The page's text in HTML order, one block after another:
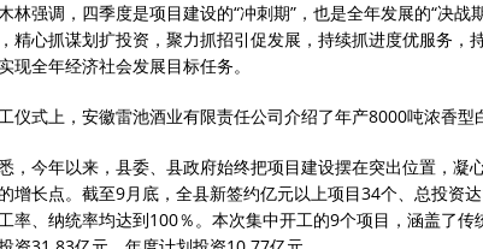
林强调，四季度是项目建设的“冲刺期”，也是全年发展的“决
精心抓谋划扩投资，聚力抓招引促发展，持续抓进度优服务，
现全年经济社会发展目标任务。
仪式上，安徽雷池酒业有限责任公司介绍了年产8000吨浓香型
，今年以来，县委、县政府始终把项目建设摆在突出位置，凝
增长点。截至9月底，全县新签约亿元以上项目34个、总投资
率、纳统率均达到100％。本次集中开工的9个项目，涵盖了传